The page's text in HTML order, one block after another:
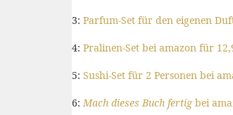
3: Parfum-Set für den eigenen
4: Pralinen-Set bei amazon für
5: Sushi-Set für 2 Personen bei
6:Mach dieses Buch fertigbei